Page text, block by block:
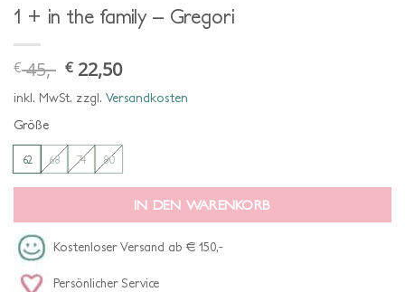
1 + in the family – Gregori
€45,- ursprünglicher
preis
war:
€ 45,-
€ 22,50aktueller
ist:
€ 22,50.
inkl. MwSt. zzgl. Versandkosten
Größe
62 68 74 80
IN DEN WARENKORB
Kostenloser Versand ab € 150,-
Persönlicher Service